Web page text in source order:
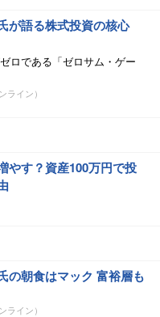
が語る株式投資の核心
ロである「ゼロサム・ゲー
イン）
やす？資産100万円で投
の朝食はマック 富裕層も
イン）